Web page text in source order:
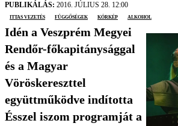
PUBLIKÁLÁS: 2016. JÚLIUS 28. 12:00
ittas vezetés
Függőségek kórkép alkohol
Idén a Veszprém Megyei
Rendőr-főkapitánysággal
és a Magyar
Vöröskereszttel
együttműködve indította
Ésszel iszom programját a